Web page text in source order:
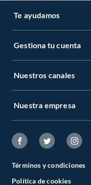
Techos
Ventana
Vidrios
Te ayudamos
Gestiona tu cuenta
Nuestros canales
Nuestra empresa
Términos y condiciones
Política de cookies